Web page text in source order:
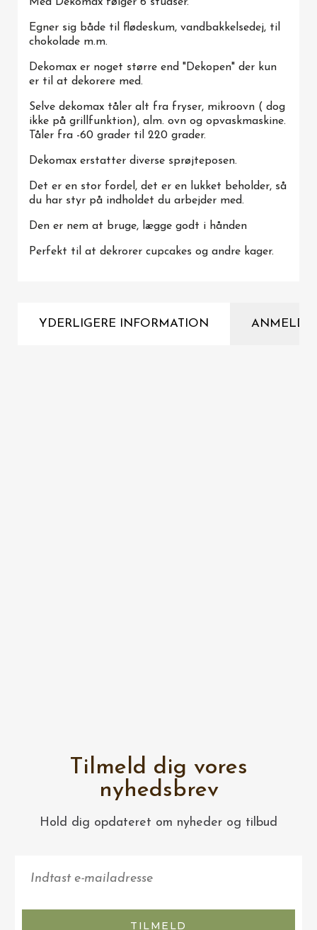
Egner sig både til flødeskum, vandbakkelsedej, til
chokolade m.m.
Dekomax er noget større end "Dekopen" der kun
er til at dekorere med.
Selve dekomax tåler alt fra fryser, mikroovn ( dog
ikke på grillfunktion), alm. ovn og opvaskmaskine.
Tåler fra -60 grader til 220 grader.
Dekomax erstatter diverse sprøjteposen.
Det er en stor fordel, det er en lukket beholder, så
du har styr på indholdet du arbejder med.
Den er nem at bruge, lægge godt i hånden
Perfekt til at dekrorer cupcakes og andre kager.
YDERLIGERE INFORMATION
Tilmeld dig vores
nyhedsbrev
Hold dig opdateret om nyheder og tilbud
TILMELD